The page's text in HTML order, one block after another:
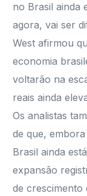
no Brasil ainda
agora, vai ser
West afirmou
economia
voltarão na
reais ainda
Os analistas
de que,
Brasil ainda
expansão
de crescimento